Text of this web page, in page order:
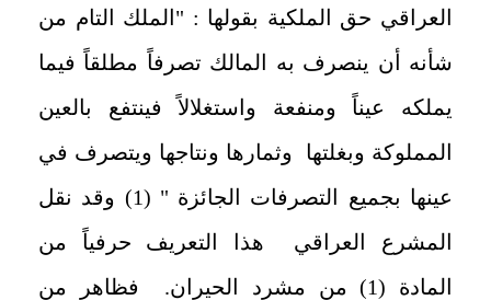
العراقي حق الملكية بقولها : "الملك التام من
شأنه أن ينصرف به المالك تصرفاً مطلقاً فيما
يملكه عيناً ومنفعة واستغلالاً فينتفع بالعين
المملوكة وبغلتها وثمارها ونتاجها ويتصرف في
عينها بجميع التصرفات الجائزة " (1) وقد نقل
المشرع العراقي هذا التعريف حرفياً من
المادة (1) من مشرد الحيران. فظاهر من